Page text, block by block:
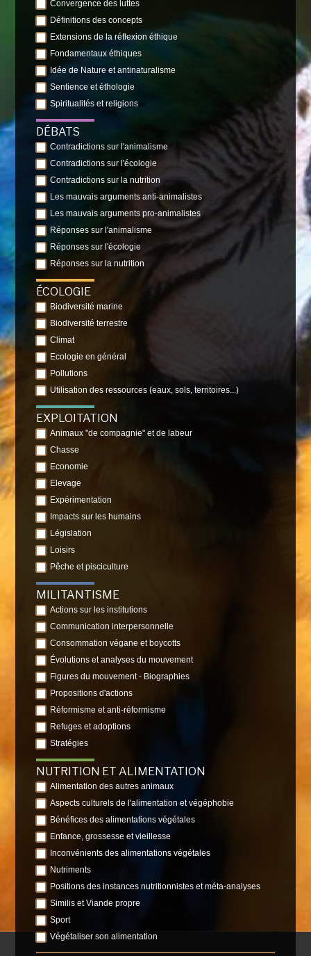
Convergence des luttes
Définitions des concepts
Extensions de la réflexion éthique
Fondamentaux éthiques
Idée de Nature et antinaturalisme
Sentience et éthologie
Spiritualités et religions
DÉBATS
Contradictions sur l'animalisme
Contradictions sur l'écologie
Contradictions sur la nutrition
Les mauvais arguments anti-animalistes
Les mauvais arguments pro-animalistes
Réponses sur l'animalisme
Réponses sur l'écologie
Réponses sur la nutrition
ÉCOLOGIE
Biodiversité marine
Biodiversité terrestre
Climat
Ecologie en général
Pollutions
Utilisation des ressources (eaux, sols, territoires...)
EXPLOITATION
Animaux "de compagnie" et de labeur
Chasse
Economie
Elevage
Expérimentation
Impacts sur les humains
Législation
Loisirs
Pêche et pisciculture
MILITANTISME
Actions sur les institutions
Communication interpersonnelle
Consommation végane et boycotts
Évolutions et analyses du mouvement
Figures du mouvement - Biographies
Propositions d'actions
Réformisme et anti-réformisme
Refuges et adoptions
Stratégies
NUTRITION ET ALIMENTATION
Alimentation des autres animaux
Aspects culturels de l'alimentation et végéphobie
Bénéfices des alimentations végétales
Enfance, grossesse et vieillesse
Inconvénients des alimentations végétales
Nutriments
Positions des instances nutritionnistes et méta-analyses
Similis et Viande propre
Sport
Végétaliser son alimentation